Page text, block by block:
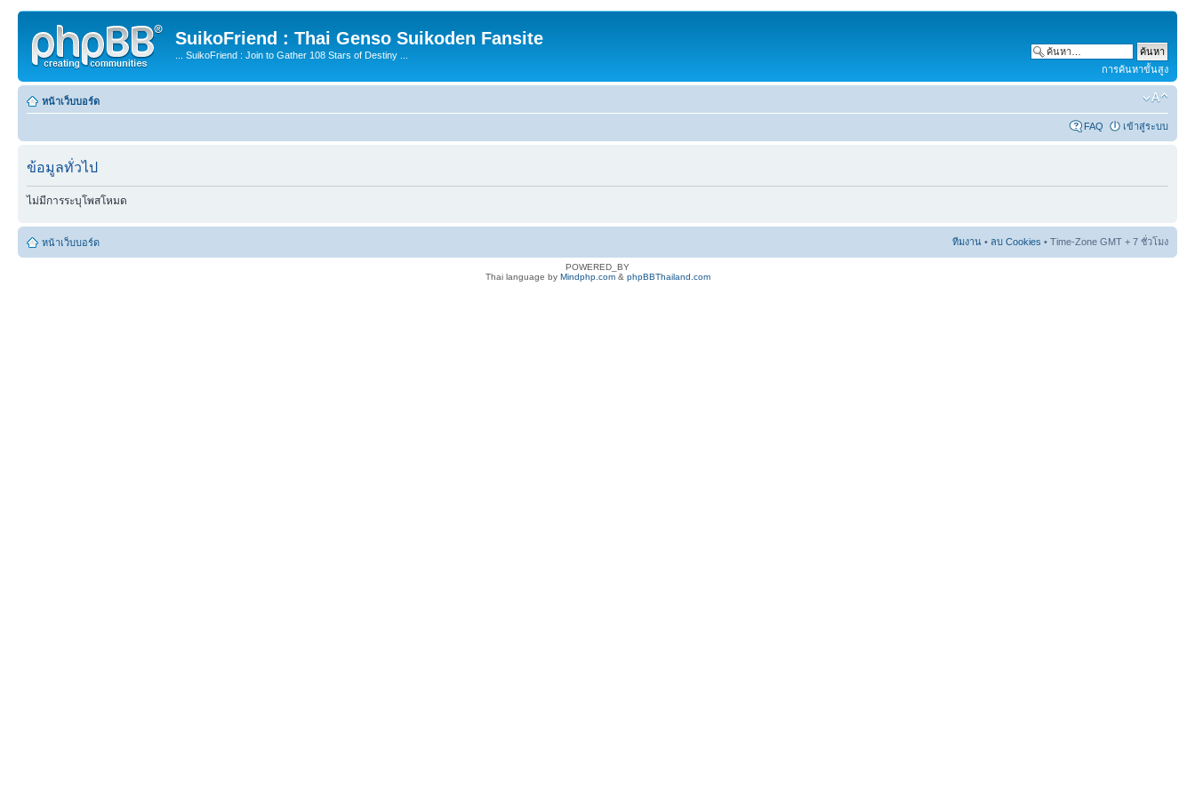
SuikoFriend : Thai Genso Suikoden Fansite
... SuikoFriend : Join to Gather 108 Stars of Destiny ...
การค้นหาขั้นสูง
หน้าเว็บบอร์ด
FAQ เข้าสู่ระบบ
ข้อมูลทั่วไป
ไม่มีการระบุโพสโหมด
หน้าเว็บบอร์ด ทีมงาน • ลบ Cookies • Time-Zone GMT + 7 ชั่วโมง
POWERED_BY
Thai language by Mindphp.com& phpBBThailand.com